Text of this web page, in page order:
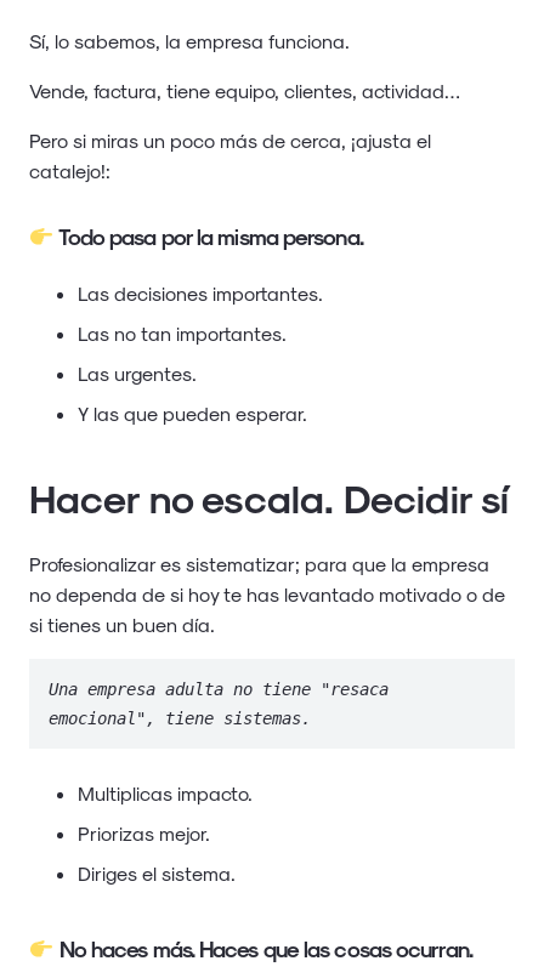
Sí, lo sabemos, la empresa funciona.
Vende, factura, tiene equipo, clientes, actividad…
Pero si miras un poco más de cerca, ¡ajusta el
catalejo!:
Todo pasa por la misma persona.
Las decisiones importantes.
Las no tan importantes.
Las urgentes.
Y las que pueden esperar.
Hacer no escala. Decidir sí
Profesionalizar es sistematizar; para que la empresa
no dependa de si hoy te has levantado motivado o de
si tienes un buen día.
Una empresa adulta no tiene "resaca
emocional", tiene sistemas.
Multiplicas impacto.
Priorizas mejor.
Diriges el sistema.
No haces más. Haces que las cosas ocurran.